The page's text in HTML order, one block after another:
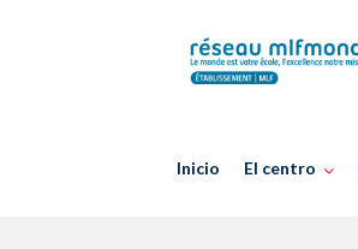
Inicio El centro